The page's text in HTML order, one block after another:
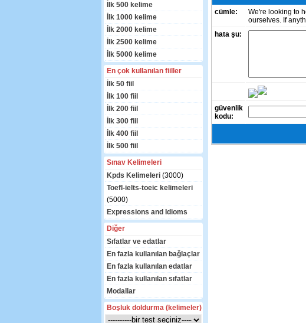
İlk 500 kelime
İlk 1000 kelime
İlk 2000 kelime
İlk 2500 kelime
İlk 5000 kelime
En çok kullanılan fiiller
İlk 50 fiil
İlk 100 fiil
İlk 200 fiil
İlk 300 fiil
İlk 400 fiil
İlk 500 fiil
Sınav Kelimeleri
Kpds Kelimeleri (3000)
Toefl-ielts-toeic kelimeleri
(5000)
Expressions and Idioms
Diğer
Sıfatlar ve edatlar
En fazla kullanılan bağlaçlar
En fazla kullanılan edatlar
En fazla kullanılan sıfatlar
Modallar
Boşluk doldurma (kelimeler)
cümle:
We're looking to
ourselves. If
hata şu:
güvenlik
kodu: